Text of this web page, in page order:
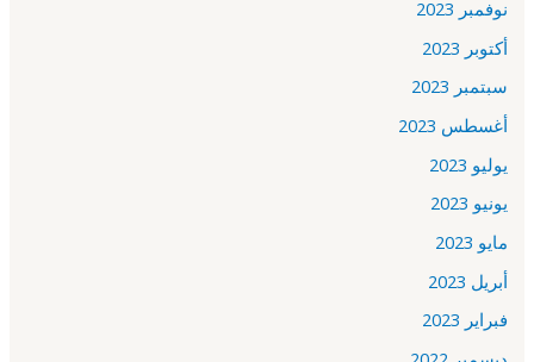
نوفمبر 2023
أكتوبر 2023
سبتمبر 2023
أغسطس 2023
يوليو 2023
يونيو 2023
مايو 2023
أبريل 2023
فبراير 2023